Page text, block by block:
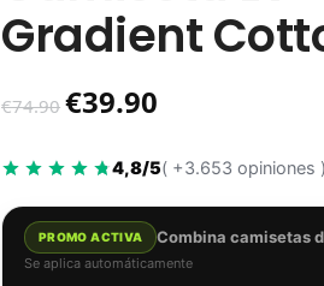
Gradient
€74.90 €39.90
4,8/5( +3.653 opiniones )
PROMO ACTIVA Combina camisetas
Se aplica automáticamente